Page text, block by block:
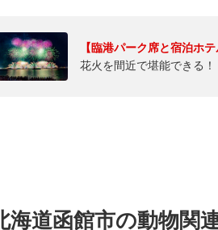
【臨港パーク席と宿泊ホ
花火を間近で堪能できる
海道函館市の動物関